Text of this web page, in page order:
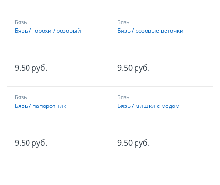
Бязь
Бязь / горохи / розовый
9.50руб.
Бязь
Бязь / розовые веточки
9.50руб.
Бязь
Бязь / папоротник
9.50руб.
Бязь
Бязь / мишки с медом
9.50руб.